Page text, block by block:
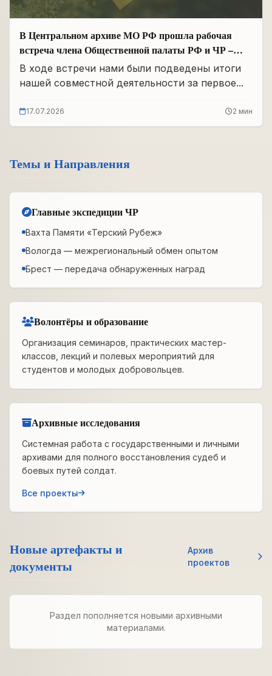
В Центральном архиве МО РФ прошла рабочая
встреча члена Общественной палаты РФ и ЧР –
Руководителя Регионального отделения «Поисковое
движение России» в ЧР Иса Сардалов с
Панковым
В ходе встречи нами были подведены итоги
нашей совместной деятельности за первое...
17.07.2026 2 мин
Темы и Направления
Главные экспедиции ЧР
Вахта Памяти «Терский Рубеж»
Вологда — межрегиональный обмен опытом
Брест — передача обнаруженных наград
Волонтёры и образование
Организация семинаров, практических мастер-
классов, лекций и полевых мероприятий для
студентов и молодых добровольцев.
Архивные исследования
Системная работа с государственными и личными
архивами для полного восстановления судеб и
боевых путей солдат.
Все проекты
Новые артефакты и
документы
Архив
проектов
Раздел пополняется новыми архивными
материалами.